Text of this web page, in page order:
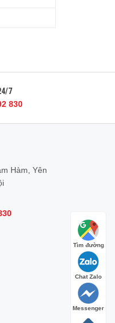
7
830
Hàm, Yên
Tìm đường
Chat Zalo
Messenger